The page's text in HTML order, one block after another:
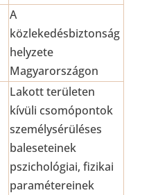
A
közlekedésbiztonság
helyzete
Magyarországon
Lakott területen
kívüli csomópontok
személysérüléses
baleseteinek
pszichológiai, fizikai
paramétereinek